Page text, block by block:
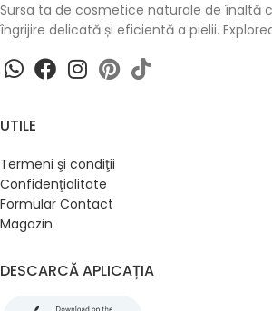
Sursa ta de cosmetice naturale de înaltă
îngrijire delicată și eficientă a pielii.
UTILE
Termeni şi condiţii
Confidenţialitate
Formular Contact
Magazin
DESCARCĂ APLICAȚIA